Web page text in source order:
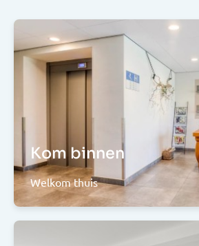
Kom binnen
Welkom thuis